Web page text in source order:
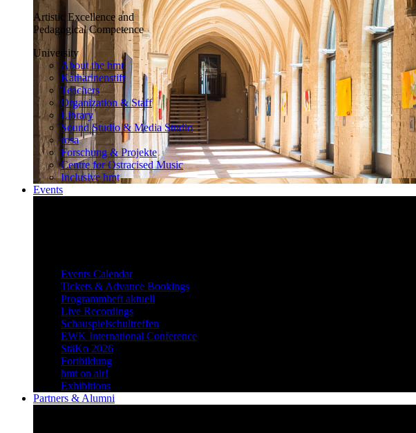
Artistic Excellence and
Pedagogical Competence
University
About the hmt
Katharinenstift
Teachers
Organization & Staff
Library
Sound Studio & Media Studio
rosa
Forschung & Projekte
Centre for Ostracised Music
Inclusive hmt
Events
Events Calendar
Tickets & Advance Bookings
Programmheft aktuell
Live Recordings
Schauspielschultreffen
EWK International Conference
StäKo 2026
Fortbildung
hmt on air!
Exhibitions
Partners & Alumni